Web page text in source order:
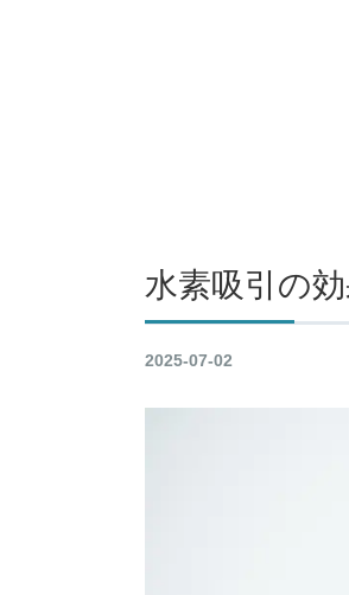
水素吸引の
2025-07-02